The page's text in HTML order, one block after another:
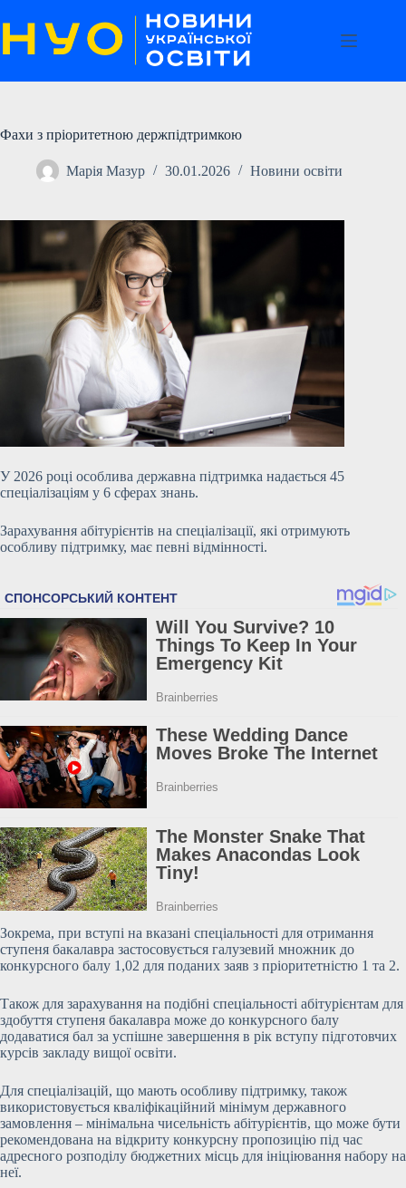
до
вмісту
Фахи з пріоритетною держпідтримкою
Марія Мазур 30.01.2026 Новини освіти
У 2026 році особлива державна підтримка надається 45
спеціалізаціям у 6 сферах знань.
Зарахування абітурієнтів на спеціалізації, які отримують
особливу підтримку, має певні відмінності.
Зокрема, при вступі на вказані спеціальності для отримання
ступеня бакалавра застосовується галузевий множник до
конкурсного балу 1,02 для поданих заяв з пріоритетністю 1 та 2.
Також для зарахування на подібні спеціальності абітурієнтам для
здобуття ступеня бакалавра може до конкурсного балу
додаватися бал за успішне завершення в рік вступу підготовчих
курсів закладу вищої освіти.
Для спеціалізацій, що мають особливу підтримку, також
використовується кваліфікаційний мінімум державного
замовлення – мінімальна чисельність абітурієнтів, що може бути
рекомендована на відкриту конкурсну пропозицію під час
адресного розподілу бюджетних місць для ініціювання набору на
неї.